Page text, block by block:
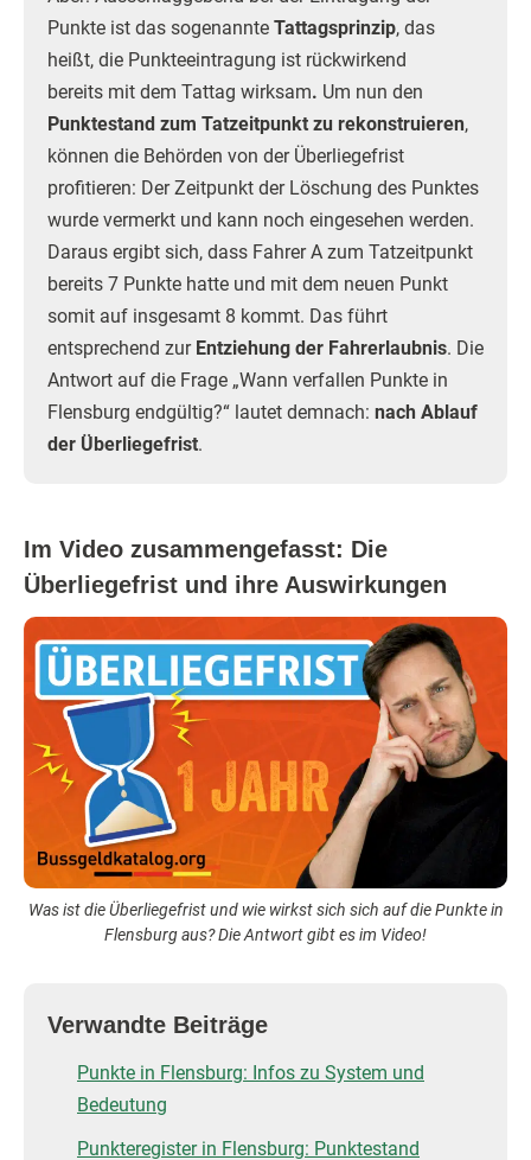
Punkte ist das sogenannte Tattagsprinzip, das
heißt, die Punkteeintragung ist rückwirkend
bereits mit dem Tattag wirksam. Um nun den
Punktestand zum Tatzeitpunkt zu rekonstruieren,
können die Behörden von der Überliegefrist
profitieren: Der Zeitpunkt der Löschung des Punktes
wurde vermerkt und kann noch eingesehen werden.
Daraus ergibt sich, dass Fahrer A zum Tatzeitpunkt
bereits 7 Punkte hatte und mit dem neuen Punkt
somit auf insgesamt 8 kommt. Das führt
entsprechend zur Entziehung der Fahrerlaubnis. Die
Antwort auf die Frage „Wann verfallen Punkte in
Flensburg endgültig?“ lautet demnach: nach Ablauf
der Überliegefrist.
Im Video zusammengefasst: Die
Überliegefrist und ihre Auswirkungen
Was ist die Überliegefrist und wie wirkst sich sich auf die Punkte in
Flensburg aus? Die Antwort gibt es im Video!
Verwandte Beiträge
Punkte in Flensburg: Infos zu System und
Bedeutung
Punkteregister in Flensburg: Punktestand